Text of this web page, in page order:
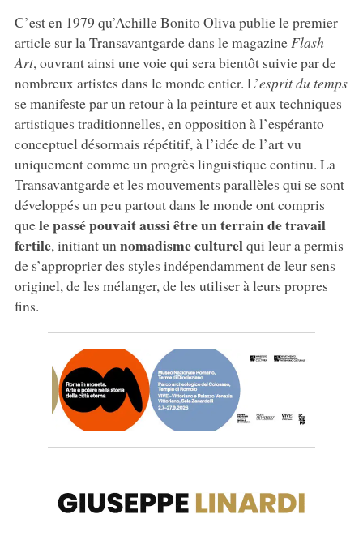
C’est en 1979 qu’Achille Bonito Oliva publie le premier
article sur la Transavantgarde dans le magazine Flash
Art, ouvrant ainsi une voie qui sera bientôt suivie par de
nombreux artistes dans le monde entier. L’esprit du temps
se manifeste par un retour à la peinture et aux techniques
artistiques traditionnelles, en opposition à l’espéranto
conceptuel désormais répétitif, à l’idée de l’art vu
uniquement comme un progrès linguistique continu. La
Transavantgarde et les mouvements parallèles qui se sont
développés un peu partout dans le monde ont compris
quele passé pouvait aussi être un terrain de travail
fertile, initiant unnomadisme culturelqui leur a permis
de s’approprier des styles indépendamment de leur sens
originel, de les mélanger, de les utiliser à leurs propres
fins.